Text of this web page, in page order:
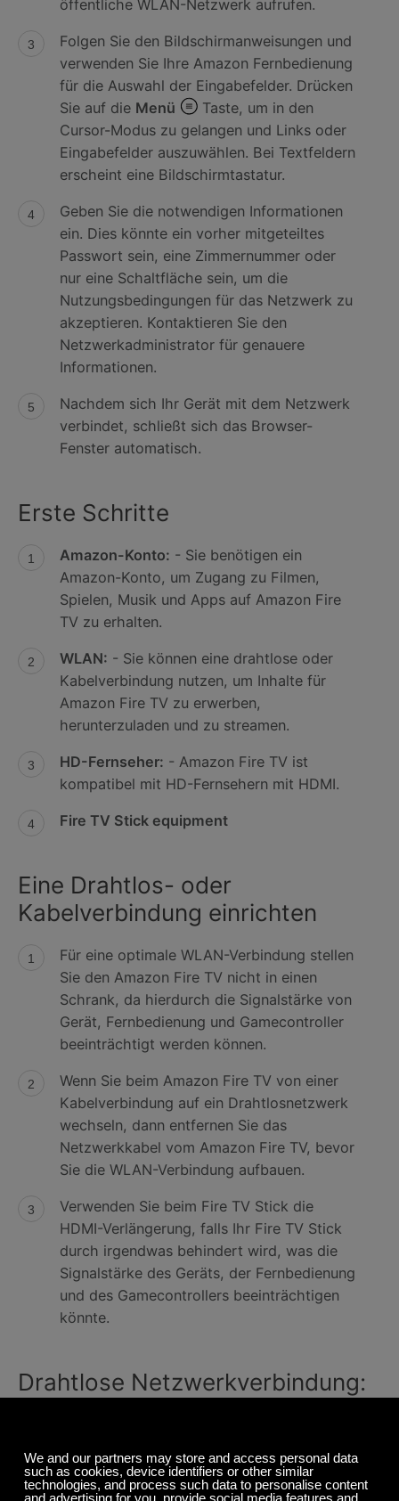
öffentliche WLAN-Netzwerk aufrufen.
Folgen Sie den Bildschirmanweisungen und
verwenden Sie Ihre Amazon Fernbedienung
für die Auswahl der Eingabefelder. Drücken
Sie auf die Menü
Taste, um in den
Cursor-Modus zu gelangen und Links oder
Eingabefelder auszuwählen. Bei Textfeldern
erscheint eine Bildschirmtastatur.
Geben Sie die notwendigen Informationen
ein. Dies könnte ein vorher mitgeteiltes
Passwort sein, eine Zimmernummer oder
nur eine Schaltfläche sein, um die
Nutzungsbedingungen für das Netzwerk zu
akzeptieren. Kontaktieren Sie den
Netzwerkadministrator für genauere
Informationen.
Nachdem sich Ihr Gerät mit dem Netzwerk
verbindet, schließt sich das Browser-
Fenster automatisch.
Erste Schritte
Amazon-Konto: - Sie benötigen ein
Amazon-Konto, um Zugang zu Filmen,
Spielen, Musik und Apps auf Amazon Fire
TV zu erhalten.
WLAN: - Sie können eine drahtlose oder
Kabelverbindung nutzen, um Inhalte für
Amazon Fire TV zu erwerben,
herunterzuladen und zu streamen.
HD-Fernseher: - Amazon Fire TV ist
kompatibel mit HD-Fernsehern mit HDMI.
Fire TV Stick equipment
Eine Drahtlos- oder
Kabelverbindung einrichten
Für eine optimale WLAN-Verbindung stellen
Sie den Amazon Fire TV nicht in einen
Schrank, da hierdurch die Signalstärke von
Gerät, Fernbedienung und Gamecontroller
beeinträchtigt werden können.
Wenn Sie beim Amazon Fire TV von einer
Kabelverbindung auf ein Drahtlosnetzwerk
wechseln, dann entfernen Sie das
Netzwerkkabel vom Amazon Fire TV, bevor
Sie die WLAN-Verbindung aufbauen.
Verwenden Sie beim Fire TV Stick die
HDMI-Verlängerung, falls Ihr Fire TV Stick
durch irgendwas behindert wird, was die
Signalstärke des Geräts, der Fernbedienung
und des Gamecontrollers beeinträchtigen
könnte.
Drahtlose Netzwerkverbindung:
Drahtlosverbindungaus. Ihr Amazon Fire
TV-Gerät erkennt automatisch aktive